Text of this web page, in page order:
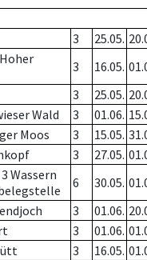
3 25.05.
3 16.05.
3 25.05.
Wald 3 01.06.
Moos 3 15.05.
3 27.05.
Wassern
6 30.05.
3 01.06.
3 01.06.
3 16.05.